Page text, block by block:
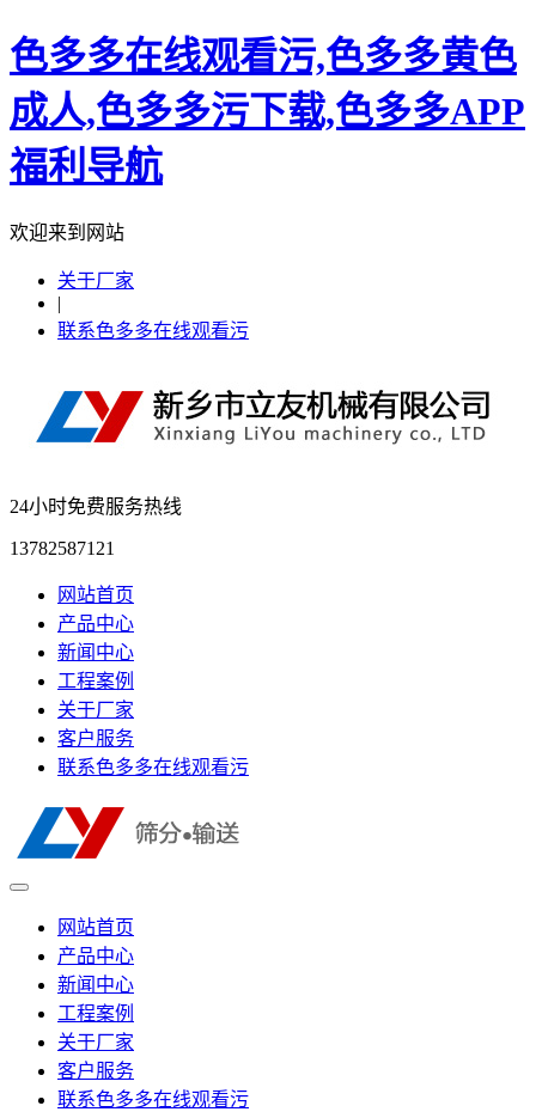
色多多在线观看污,色多多黄色
成人,色多多污下载,色多多APP
福利导航
欢迎来到网站
关于厂家
|
联系色多多在线观看污
24小时免费服务热线
13782587121
网站首页
产品中心
新闻中心
工程案例
关于厂家
客户服务
联系色多多在线观看污
网站首页
产品中心
新闻中心
工程案例
关于厂家
客户服务
联系色多多在线观看污